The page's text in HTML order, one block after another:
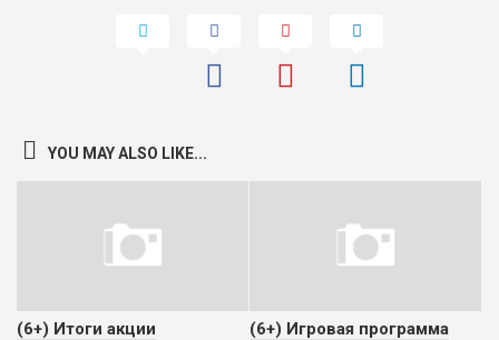
YOU MAY ALSO LIKE...
(6+) Итоги акции
(6+) Игровая программа